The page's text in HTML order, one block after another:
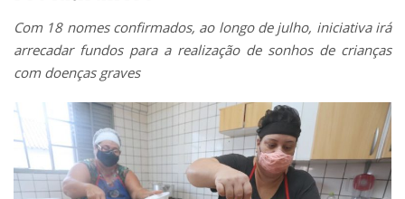
Com 18 nomes confirmados, ao longo de julho, iniciativa irá
arrecadar fundos para a realização de sonhos de crianças
com doenças graves